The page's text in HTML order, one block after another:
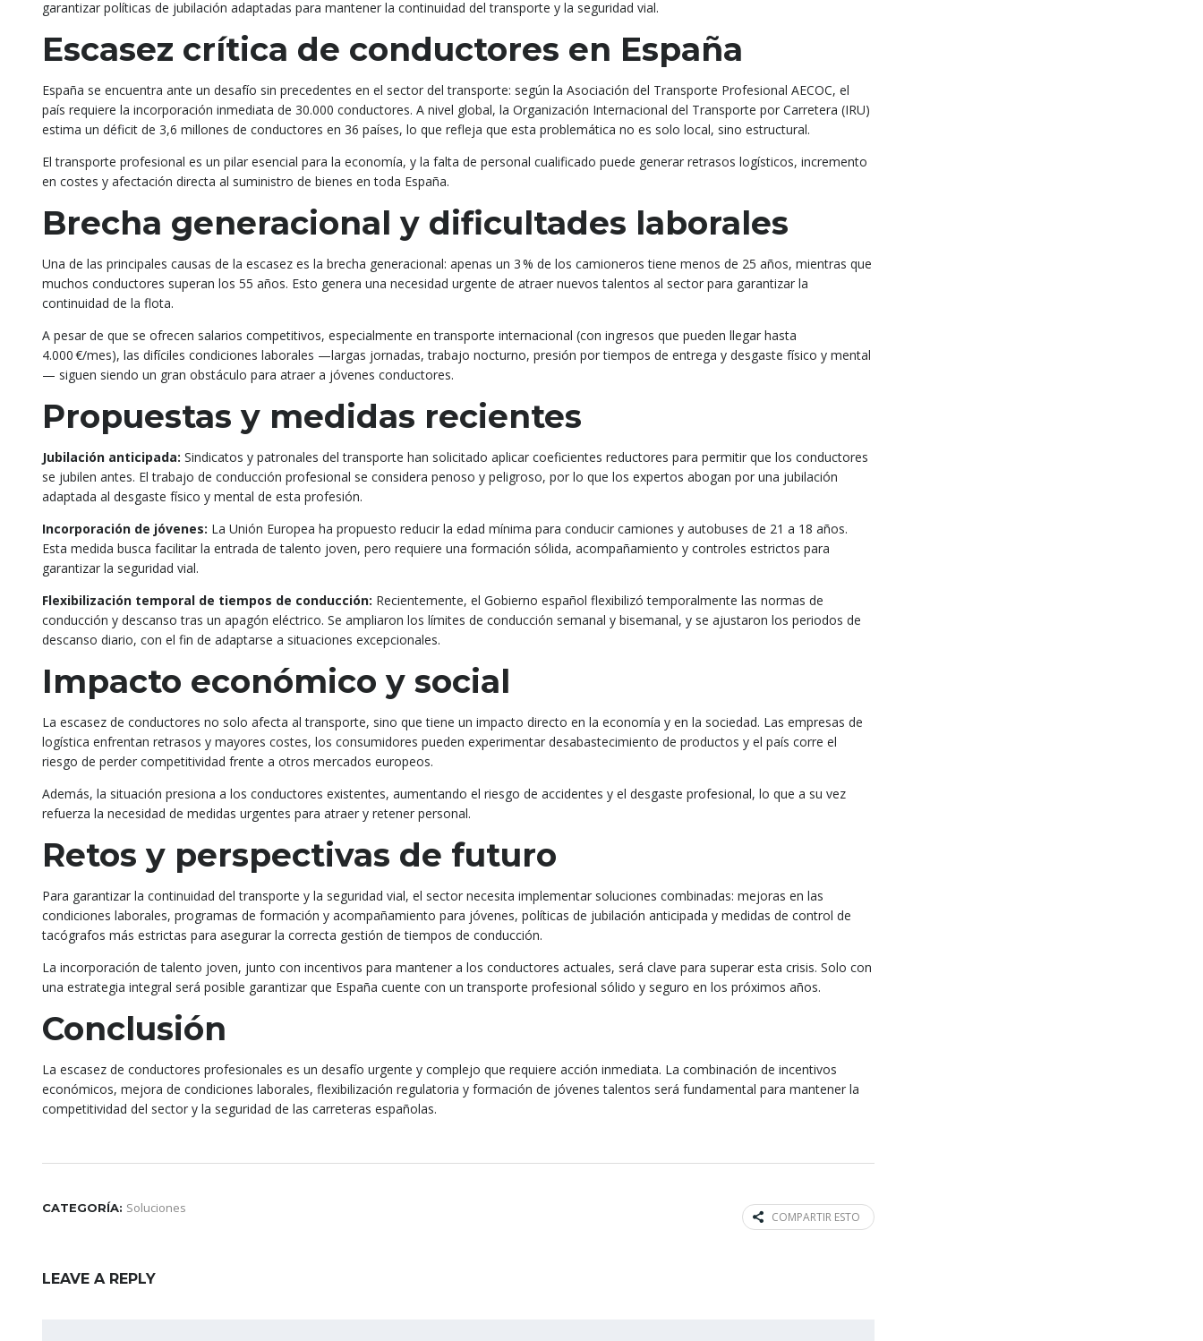
garantizar políticas de jubilación adaptadas para mantener la continuidad del transporte y la seguridad vial.
Escasez crítica de conductores en España
España se encuentra ante un desafío sin precedentes en el sector del transporte: según la Asociación del Transporte Profesional AECOC, el
país requiere la incorporación inmediata de 30.000 conductores. A nivel global, la Organización Internacional del Transporte por Carretera (IRU)
estima un déficit de 3,6 millones de conductores en 36 países, lo que refleja que esta problemática no es solo local, sino estructural.
El transporte profesional es un pilar esencial para la economía, y la falta de personal cualificado puede generar retrasos logísticos, incremento
en costes y afectación directa al suministro de bienes en toda España.
Brecha generacional y dificultades laborales
Una de las principales causas de la escasez es la brecha generacional: apenas un 3 % de los camioneros tiene menos de 25 años, mientras que
muchos conductores superan los 55 años. Esto genera una necesidad urgente de atraer nuevos talentos al sector para garantizar la
continuidad de la flota.
A pesar de que se ofrecen salarios competitivos, especialmente en transporte internacional (con ingresos que pueden llegar hasta
4.000 €/mes), las difíciles condiciones laborales —largas jornadas, trabajo nocturno, presión por tiempos de entrega y desgaste físico y mental
— siguen siendo un gran obstáculo para atraer a jóvenes conductores.
Propuestas y medidas recientes
Jubilación anticipada: Sindicatos y patronales del transporte han solicitado aplicar coeficientes reductores para permitir que los conductores
se jubilen antes. El trabajo de conducción profesional se considera penoso y peligroso, por lo que los expertos abogan por una jubilación
adaptada al desgaste físico y mental de esta profesión.
Incorporación de jóvenes: La Unión Europea ha propuesto reducir la edad mínima para conducir camiones y autobuses de 21 a 18 años.
Esta medida busca facilitar la entrada de talento joven, pero requiere una formación sólida, acompañamiento y controles estrictos para
garantizar la seguridad vial.
Flexibilización temporal de tiempos de conducción: Recientemente, el Gobierno español flexibilizó temporalmente las normas de
conducción y descanso tras un apagón eléctrico. Se ampliaron los límites de conducción semanal y bisemanal, y se ajustaron los periodos de
descanso diario, con el fin de adaptarse a situaciones excepcionales.
Impacto económico y social
La escasez de conductores no solo afecta al transporte, sino que tiene un impacto directo en la economía y en la sociedad. Las empresas de
logística enfrentan retrasos y mayores costes, los consumidores pueden experimentar desabastecimiento de productos y el país corre el
riesgo de perder competitividad frente a otros mercados europeos.
Además, la situación presiona a los conductores existentes, aumentando el riesgo de accidentes y el desgaste profesional, lo que a su vez
refuerza la necesidad de medidas urgentes para atraer y retener personal.
Retos y perspectivas de futuro
Para garantizar la continuidad del transporte y la seguridad vial, el sector necesita implementar soluciones combinadas: mejoras en las
condiciones laborales, programas de formación y acompañamiento para jóvenes, políticas de jubilación anticipada y medidas de control de
tacógrafos más estrictas para asegurar la correcta gestión de tiempos de conducción.
La incorporación de talento joven, junto con incentivos para mantener a los conductores actuales, será clave para superar esta crisis. Solo con
una estrategia integral será posible garantizar que España cuente con un transporte profesional sólido y seguro en los próximos años.
Conclusión
La escasez de conductores profesionales es un desafío urgente y complejo que requiere acción inmediata. La combinación de incentivos
económicos, mejora de condiciones laborales, flexibilización regulatoria y formación de jóvenes talentos será fundamental para mantener la
competitividad del sector y la seguridad de las carreteras españolas.
CATEGORÍA: Soluciones
COMPARTIR ESTO
LEAVE A REPLY